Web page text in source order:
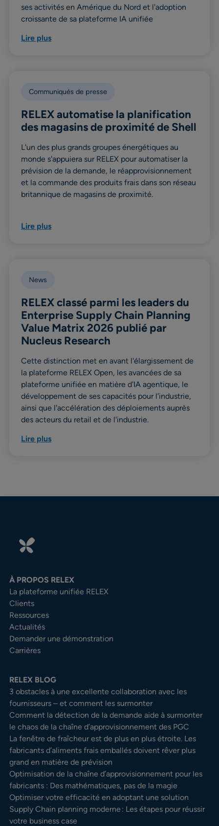
ses activités en Amérique du Nord et l'adoption
croissante de sa plateforme IA unifiée
Lire plus
Communiqués de presse
RELEX automatise la planification
des magasins de proximité de Shell
L'un des plus grands groupes énergétiques au
monde s'appuiera sur RELEX pour automatiser la
prévision de la demande, le réapprovisionnement
et la commande des produits frais dans son réseau
britannique de magasins de proximité.
Lire plus
News
RELEX classé parmi les leaders du
Enterprise Supply Chain Planning
Value Matrix 2026 publié par
Nucleus Research
Cette distinction met en avant l'élargissement de
la plateforme RELEX Open, les avancées de sa
plateforme unifiée en matière d'IA agentique, le
développement de ses capacités pour l'industrie,
ainsi que l'accélération des déploiements auprès
des acteurs du retail et de l'industrie.
Lire plus
À PROPOS RELEX
La plateforme unifiée RELEX
Clients
Ressources
Actualités
Demander une démonstration
Carrières
RELEX BLOG
3 obstacles à une excellente collaboration avec les
fournisseurs – et comment les surmonter
Comment la détection de la demande aide à surmonter
le chaos de la chaîne d’approvisionnement des PGC
La fenêtre de fraîcheur est de plus en plus étroite. Les
fabricants d’aliments frais emballés doivent rêver plus
grand en matière de prévision
Optimisation de la chaîne d’approvisionnement pour les
fabricants : Des mathématiques, pas de la magie
Optimiser votre efficacité en adoptant une solution
Supply Chain planning moderne : Les étapes pour réussir
votre business case